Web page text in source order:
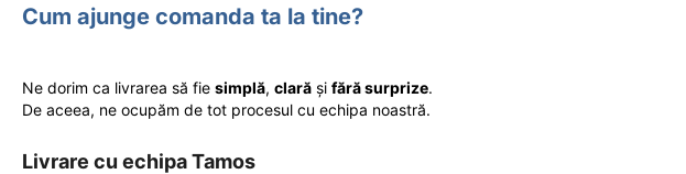
Cum ajunge comanda ta la tine?
Ne dorim ca livrarea să fie simplă, clară și fără surprize.
De aceea, ne ocupăm de tot procesul cu echipa noastră.
Livrare cu echipa Tamos